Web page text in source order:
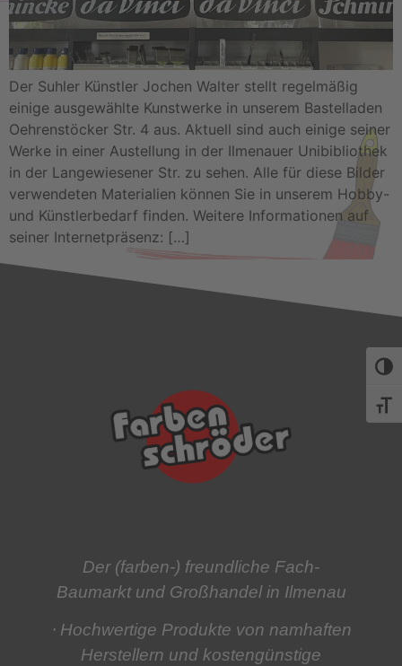
Der Suhler Künstler Jochen Walter stellt regelmäßig
einige ausgewählte Kunstwerke in unserem Bastelladen
Oehrenstöcker Str. 4 aus. Aktuell sind auch einige seiner
Werke in einer Austellung in der Ilmenauer Unibibliothek
in der Langewiesener Str. zu sehen. Alle für diese Bilder
verwendeten Materialien können Sie in unserem Hobby-
und Künstlerbedarf finden. Weitere Informationen auf
seiner Internetpräsenz: […]
Der (farben-) freundliche Fach-
Baumarkt und Großhandel in Ilmenau
⋅ Hochwertige Produkte von namhaften
Herstellern und kostengünstige